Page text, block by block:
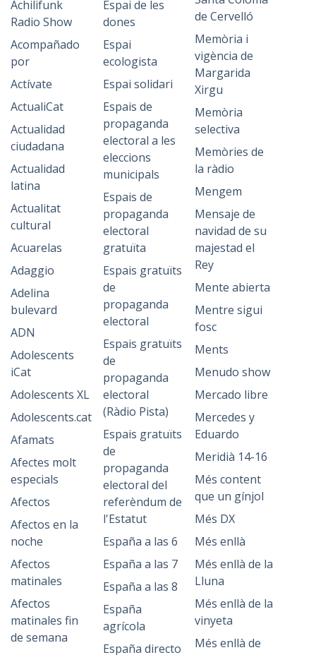
Achilifunk
Radio Show
Acompañado
por
Actívate
ActualiCat
Actualidad
ciudadana
Actualidad
latina
Actualitat
cultural
Acuarelas
Adaggio
Adelina
bulevard
ADN
Adolescents
iCat
Adolescents XL
Adolescents.cat
Afamats
Afectes molt
especials
Afectos
Afectos en la
noche
Afectos
matinales
Afectos
matinales fin
de semana
Espai de les
dones
Espai
ecologista
Espai solidari
Espais de
propaganda
electoral a les
eleccions
municipals
Espais de
propaganda
electoral
gratuïta
Espais gratuïts
de
propaganda
electoral
Espais gratuïts
de
propaganda
electoral
(Ràdio Pista)
Espais gratuïts
de
propaganda
electoral del
referèndum de
l'Estatut
España a las 6
España a las 7
España a las 8
España
agrícola
España directo
de Cervelló
Memòria i
vigència de
Margarida
Xirgu
Memòria
selectiva
Memòries de
la ràdio
Mengem
Mensaje de
navidad de su
majestad el
Rey
Mente abierta
Mentre sigui
fosc
Ments
Menudo show
Mercado libre
Mercedes y
Eduardo
Meridià 14-16
Més content
que un gínjol
Més DX
Més enllà
Més enllà de la
Lluna
Més enllà de la
vinyeta
Més enllà de